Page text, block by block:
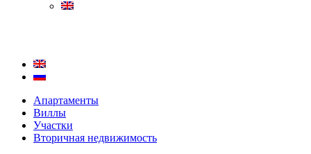
Апартаменты
Виллы
Участки
Вторичная недвижимость